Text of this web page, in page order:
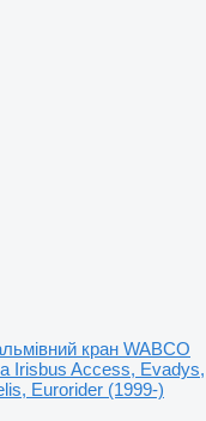
кран WABCO
Irisbus Access, Evadys,
Eurorider (1999-)